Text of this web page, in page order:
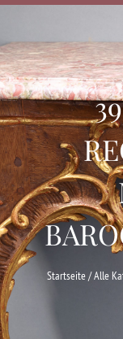
Startseite/Alle